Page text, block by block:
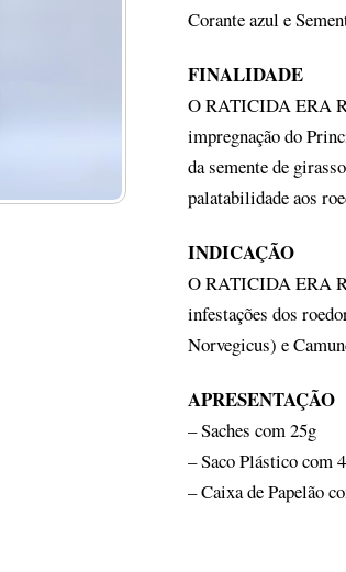
Corante azul e
FINALIDADE
O RATICIDA ERA
impregnação do
da semente de
palatabilidade aos
INDICAÇÃO
O RATICIDA ERA
infestações dos
Norvegicus) e
APRESENTAÇÃO
– Saches com 25g
– Saco Plástico com
– Caixa de Papelão